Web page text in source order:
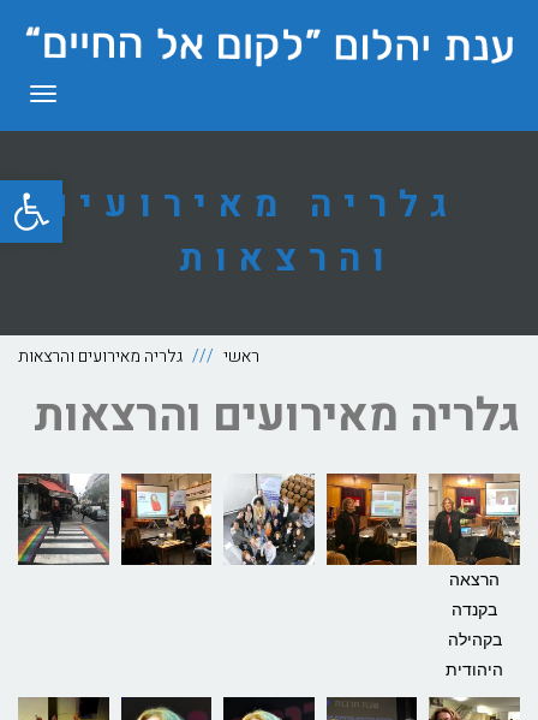
פתחגלריה מאירועים
והרצאות
ראשי גלריה מאירועים והרצאות
גלריה מאירועים והרצאות
הרצאה
בקנדה
בקהילה
היהודית